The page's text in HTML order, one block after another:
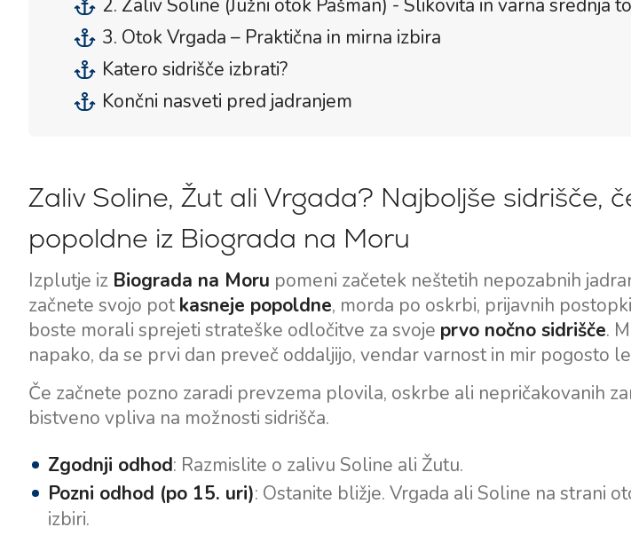
2. Zaliv Soline (Južni otok Pašman) - Slikovita in varna srednja
3. Otok Vrgada – Praktična in mirna izbira
Katero sidrišče izbrati?
Končni nasveti pred jadranjem
Zaliv Soline, Žut ali Vrgada? Najboljše sidrišče,
popoldne iz Biograda na Moru
Izplutje iz Biograda na Moru pomeni začetek neštetih nepozabnih
začnete svojo potkasneje popoldne, morda po oskrbi, prijavnih
boste morali sprejeti strateške odločitve za svoje prvo nočno sidrišče.
napako, da se prvi dan preveč oddaljijo, vendar varnost in mir pogosto
Če začnete pozno zaradi prevzema plovila, oskrbe ali nepričakovanih
bistveno vpliva na možnosti sidrišča.
Zgodnji odhod: Razmislite o zalivu Soline ali Žutu.
Pozni odhod (po 15. uri): Ostanite bližje. Vrgada ali Soline na strani
izbiri.